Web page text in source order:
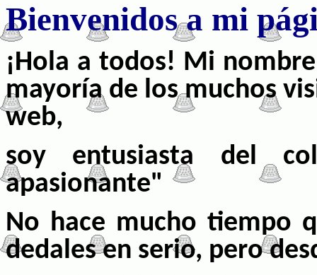
Bienvenidos a mi
¡Hola a todos! Mi
mayoría de los muchos
web,
soy entusiasta del
apasionante"
No hace mucho tiempo
dedales en serio, pero